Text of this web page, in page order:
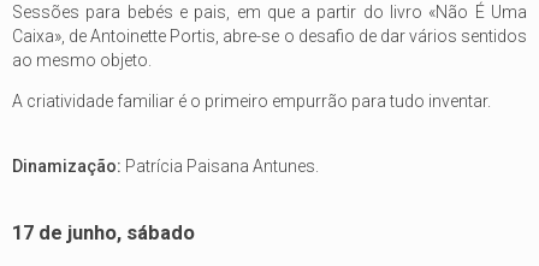
Sessões para bebés e pais, em que a partir do livro «Não É Uma
Caixa», de Antoinette Portis, abre-se o desafio de dar vários sentidos
ao mesmo objeto.
A criatividade familiar é o primeiro empurrão para tudo inventar.
Dinamização: Patrícia Paisana Antunes.
17 de junho, sábado